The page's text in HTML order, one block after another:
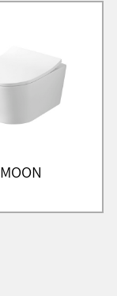
MOON